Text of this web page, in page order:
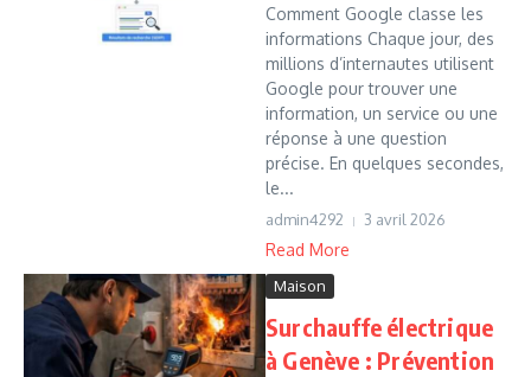
Comment Google classe les
informations Chaque jour, des
millions d’internautes utilisent
Google pour trouver une
information, un service ou une
réponse à une question
précise. En quelques secondes,
le...
admin4292 3 avril 2026
Read More
Maison
Surchauffe électrique
à Genève : Prévention